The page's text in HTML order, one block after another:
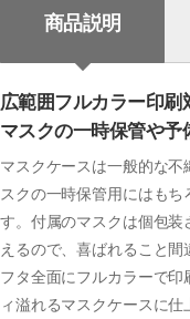
商品説明
広範囲フルカラー印刷
マスクの一時保管や予
マスクケースは一般的な
スクの一時保管用にはも
す。付属のマスクは個包
えるので、喜ばれること間
フタ全面にフルカラーで
ィ溢れるマスクケースに